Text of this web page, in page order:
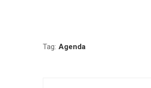
Tag: Agenda